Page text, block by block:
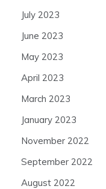
July 2023
June 2023
May 2023
April 2023
March 2023
January 2023
November 2022
September 2022
August 2022